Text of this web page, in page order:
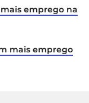
emprego na
mais emprego